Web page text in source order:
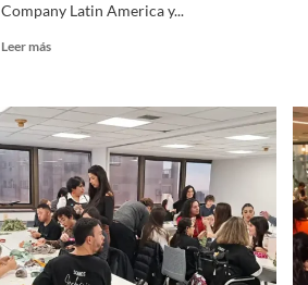
Company Latin America y...
Leer más